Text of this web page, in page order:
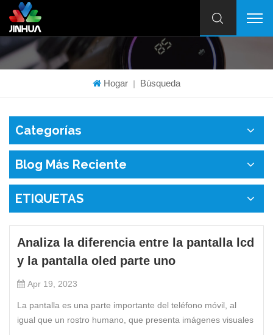
Hogar | Búsqueda
Categorías
Blog Más Reciente
ETIQUETAS
Analiza la diferencia entre la pantalla lcd
y la pantalla oled parte uno
Apr 19, 2023
La pantalla es una parte importante del teléfono móvil, al
igual que un rostro humano, que presenta imágenes visuales